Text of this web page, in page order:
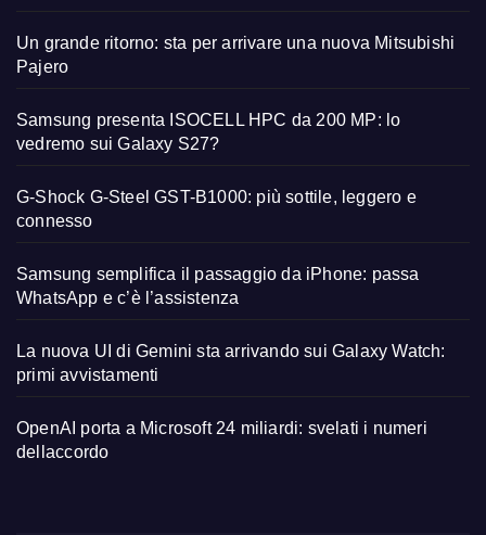
Un grande ritorno: sta per arrivare una nuova Mitsubishi
Pajero
Samsung presenta ISOCELL HPC da 200 MP: lo
vedremo sui Galaxy S27?
G-Shock G-Steel GST-B1000: più sottile, leggero e
connesso
Samsung semplifica il passaggio da iPhone: passa
WhatsApp e c’è l’assistenza
La nuova UI di Gemini sta arrivando sui Galaxy Watch:
primi avvistamenti
OpenAI porta a Microsoft 24 miliardi: svelati i numeri
dellaccordo